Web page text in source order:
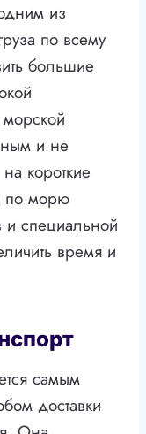
из
по всему
большие
и не
короткие
по морю
и специальной
время и
самым
доставки